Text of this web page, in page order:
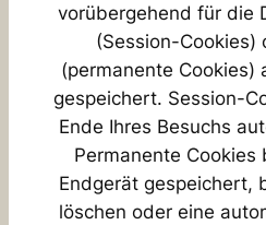
vorübergehend für die
(Session-Cookies)
(permanente Cookies)
gespeichert. Session-
Ende Ihres Besuchs
Permanente Cookies
Endgerät gespeichert,
löschen oder eine